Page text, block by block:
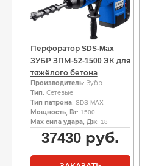
Перфоратор SDS-Max
ЗУБР ЗПМ-52-1500 ЭК для
тяжёлого бетона
Производитель: Зубр
Тип: Сетевые
Тип патрона: SDS-MAX
Мощность, Вт: 1500
Мах сила удара, Дж: 18
37430 руб.